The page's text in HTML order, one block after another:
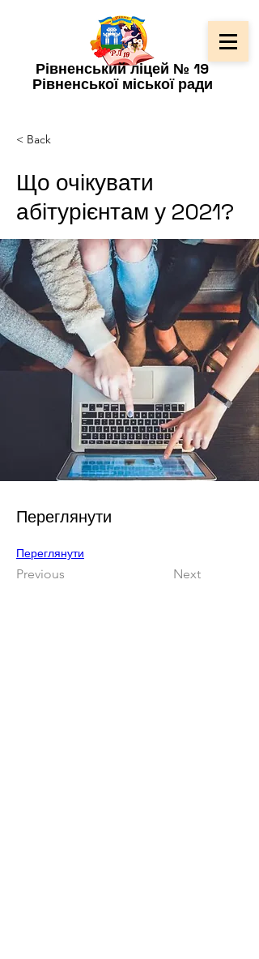
Рівненський ліцей № 19
Рівненської міської ради
< Back
Що очікувати
абітурієнтам у 2021?
Переглянути
Previous Next
Переглянути